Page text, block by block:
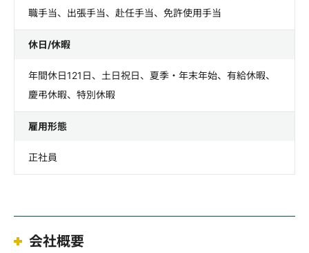
職手当、出張手当、赴任手当、免許使用手当
休日/休暇
年間休日121日、土日祝日、夏季・年末年始、有給休暇、
慶弔休暇、特別休暇
雇用形態
正社員
会社概要